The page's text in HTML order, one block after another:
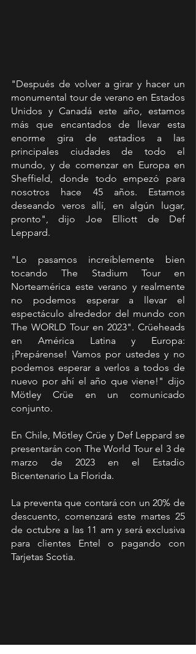
"Después de volver a girar y hacer un
monumental tour de verano en Estados
Unidos y Canadá este año, estamos
más que encantados de llevar esta
enorme gira de estadios a las
principales ciudades de todo el
mundo, y de comenzar en Europa en
Sheffield, donde todo empezó para
nosotros hace 45 años. Estamos
deseando veros allí, en algún lugar,
pronto", dijo Joe Elliott de Def
Leppard.
"Lo pasamos increíblemente bien
tocando The Stadium Tour en
Norteamérica este verano y realmente
no podemos esperar a llevar el
espectáculo alrededor del mundo con
The WORLD Tour en 2023". Crüeheads
en América Latina y Europa:
¡Prepárense! Vamos por ustedes y no
podemos esperar a verlos a todos de
nuevo por ahí el año que viene!" dijo
Mötley Crüe en un comunicado
conjunto.
En Chile, Mötley Crüe y Def Leppard se
presentarán con The World Tour el 3 de
marzo de 2023 en el Estadio
Bicentenario La Florida.
La preventa que contará con un 20% de
descuento, comenzará este martes 25
de octubre a las 11 am y será exclusiva
para clientes Entel o pagando con
Tarjetas Scotia.